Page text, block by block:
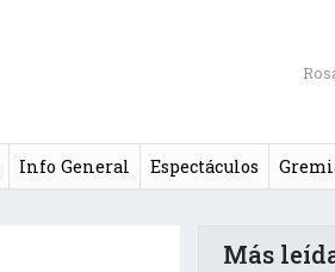
Info General Espectáculos
Más